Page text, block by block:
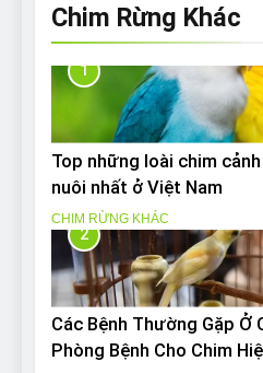
Chim Rừng Khác
1
Top những loài chim
nuôi nhất ở Việt Nam
CHIM RỪNG KHÁC
2
Các Bệnh Thường Gặp Ở
Phòng Bệnh Cho Chim